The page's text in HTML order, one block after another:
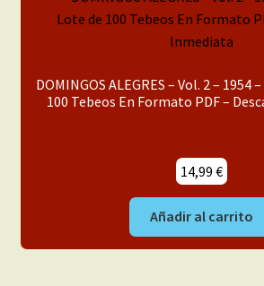
DOMINGOS ALEGRES – Vol. 2 – 1954
100 Tebeos En Formato PDF –
14,99 €
Añadir al carrito